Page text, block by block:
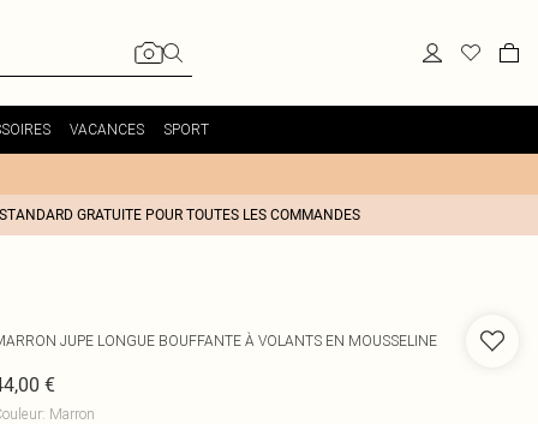
VACANCES SPORT
GRATUITE POUR TOUTES LES COMMANDES
JUPE LONGUE BOUFFANTE À VOLANTS EN MOUSSELINE
€
: Marron